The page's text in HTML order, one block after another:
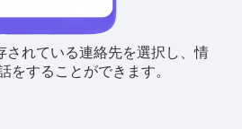
されている連絡先を選択し、情
をすることができます。